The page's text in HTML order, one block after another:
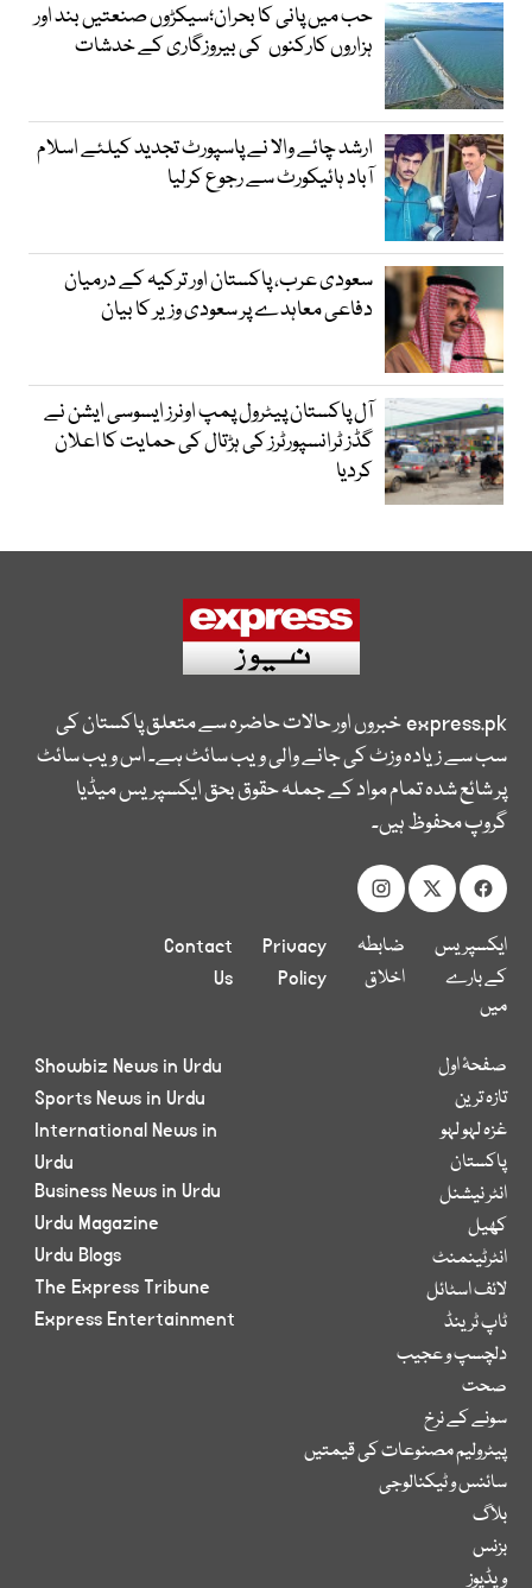
حب میں پانی کا بحران؛سیکڑوں صنعتیں بند اور
ہزاروں کارکنوں کی بیروزگاری کے خدشات
ارشد چائے والا نے پاسپورٹ تجدید کیلئے اسلام
آباد ہائیکورٹ سے رجوع کرلیا
سعودی عرب، پاکستان اور ترکیہ کے درمیان
دفاعی معاہدے پر سعودی وزیر کا بیان
آل پاکستان پیٹرول پمپ اونرز ایسوسی ایشن نے
گڈز ٹرانسپورٹرز کی ہڑتال کی حمایت کا اعلان
کردیا
express.pkخبروں اور حالات حاضرہ سے متعلق پاکستان کی
سب سے زیادہ وزٹ کی جانے والی ویب سائٹ ہے۔ اس ویب سائٹ
پر شائع شدہ تمام مواد کے جملہ حقوق بحق ایکسپریس میڈیا
گروپ محفوظ ہیں۔
ایکسپریس
کے بارے
میں
ضابطہ
اخلاق
Privacy
Policy
Contact
Us
صفحۂ اول
تازہ ترین
غزہ لہو لہو
پاکستان
انٹر نیشنل
کھیل
انٹرٹینمنٹ
لائف اسٹائل
ٹاپ ٹرینڈ
دلچسپ و عجیب
صحت
سونے کے نرخ
پیٹرولیم مصنوعات کی قیمتیں
سائنس و ٹیکنالوجی
بلاگ
بزنس
ویڈیوز
Showbiz News in Urdu
Sports News in Urdu
International News in
Urdu
Business News in Urdu
Urdu Magazine
Urdu Blogs
The Express Tribune
Express Entertainment